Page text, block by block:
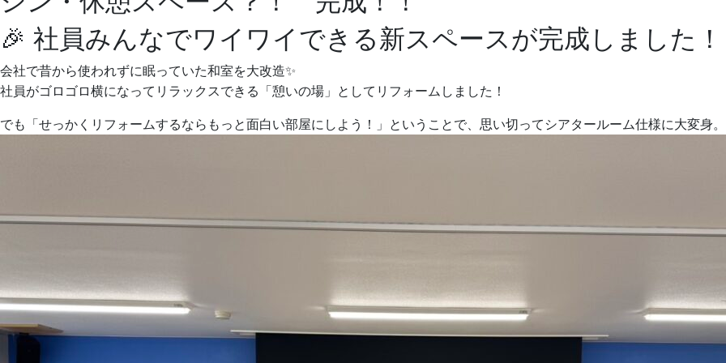
🎉 社員みんなでワイワイできる新スペースが完成しました
会社で昔から使われずに眠っていた和室を大改造✨
社員がゴロゴロ横になってリラックスできる「憩いの場」としてリフォームしました！
でも「せっかくリフォームするならもっと面白い部屋にしよう！」ということで、思い切ってシアタールーム仕様に大変身。